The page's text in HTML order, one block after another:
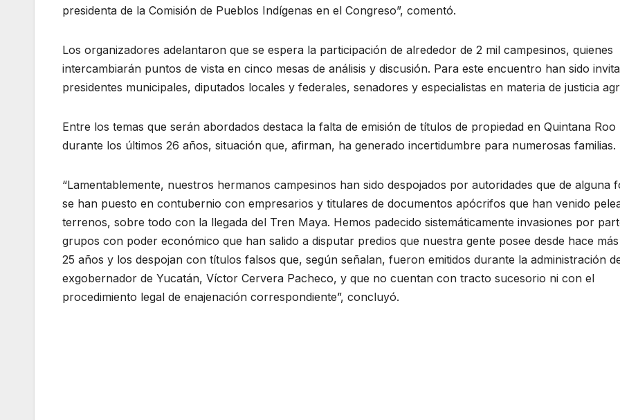
presidenta de la Comisión de Pueblos Indígenas en el Congreso”, comentó.
Los organizadores adelantaron que se espera la participación de alrededor de 2 mil campesinos, quienes
intercambiarán puntos de vista en cinco mesas de análisis y discusión. Para este encuentro han sido
presidentes municipales, diputados locales y federales, senadores y especialistas en materia de justicia
Entre los temas que serán abordados destaca la falta de emisión de títulos de propiedad en Quintana Roo
durante los últimos 26 años, situación que, afirman, ha generado incertidumbre para numerosas familias.
“Lamentablemente, nuestros hermanos campesinos han sido despojados por autoridades que de alguna
se han puesto en contubernio con empresarios y titulares de documentos apócrifos que han venido
terrenos, sobre todo con la llegada del Tren Maya. Hemos padecido sistemáticamente invasiones por
grupos con poder económico que han salido a disputar predios que nuestra gente posee desde hace más
25 años y los despojan con títulos falsos que, según señalan, fueron emitidos durante la administración
exgobernador de Yucatán, Víctor Cervera Pacheco, y que no cuentan con tracto sucesorio ni con el
procedimiento legal de enajenación correspondiente”, concluyó.